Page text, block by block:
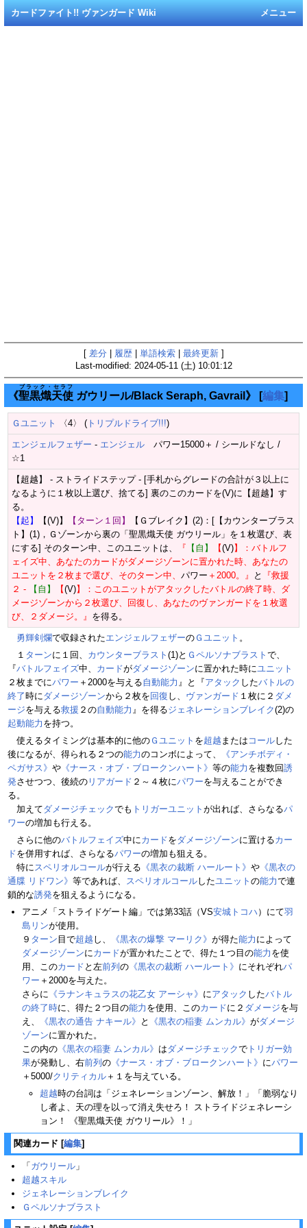
メニュー
カードファイト!! ヴァンガード Wiki
[ 差分 履歴| 単語検索| 最終更新]
Last-modified: 2024-05-11 (土) 10:01:12
《聖黒熾天使
ブラック・セラフ
ガウリール/Black Seraph, Gavrail》 [編集]
Ｇユニット 〈4〉 ( トリプルドライブ!!!)
エンジェルフェザー - エンジェル パワー15000＋ / シールドなし /
☆1
【超越】 - ストライドステップ - [手札からグレードの合計が３以上に
なるように１枚以上選び、捨てる] 裏のこのカードを(V)に【超越】す
る。
【起】
【(V)】 【ターン１回】
【Ｇブレイク】(2)：[【カウンターブラス
ト】(1)，Ｇゾーンから裏の「聖黒熾天使 ガウリール」を１枚選び、表
にする] そのターン中、このユニットは、
『 【自】 【(V)】：バトルフ
ェイズ中、あなたのカードがダメージゾーンに置かれた時、あなたの
ユニットを２枚まで選び、そのターン中、 パワー ＋2000。』 と
『救援
２ -
【自】 【(V)】：このユニットがアタックしたバトルの終了時、ダ
メージゾーンから２枚選び、回復し、あなたのヴァンガードを１枚選
び、２ダメージ。』 を得る。
勇輝剣爛で収録されたエンジェルフェザーの Ｇユニット 。
１ ターンに１回、 カウンターブラスト (1)と Ｇペルソナブラスト で、
『バトルフェイズ中、 カードがダメージゾーンに置かれた時にユニット
２枚までにパワー ＋2000を与える自動能力 』と『アタック したバトルの
終了時にダメージゾーンから２枚を 回復 し、 ヴァンガード １枚に２ ダメ
ージを与える救援 ２の自動能力 』を得るジェネレーションブレイク(2)の
起動能力 を持つ。
使えるタイミングは基本的に他の Ｇユニット を超越 または コールした
後になるが、得られる２つの能力のコンボによって、
《アンチボディ・
ペガサス》 や 《ナース・オブ・ブロークンハート》 等の能力 を複数回誘
発させつつ、後続の リアガード ２～４枚にパワーを与えることができ
る。
加えてダメージチェックでも トリガーユニット が出れば、さらなるパ
ワーの増加も行える。
さらに他のバトルフェイズ中にカードをダメージゾーンに置けるカー
ドを併用すれば、さらなるパワーの増加も狙える。
特にスペリオルコールが行える 《黒衣の裁断 ハールート》 や 《黒衣の
通牒 リドワン》 等であれば、 スペリオルコールしたユニット の能力で連
鎖的な誘発を狙えるようになる。
アニメ「ストライドゲート編」では第33話（VS安城トコハ ）にて羽
島リンが使用。
９ ターン 目で超越 し、 《黒衣の爆撃 マーリク》 が得た能力 によって
ダメージゾーンにカードが置かれたことで、得た１つ目の能力 を使
用、このカード と左前列 の 《黒衣の裁断 ハールート》 にそれぞれパ
ワー ＋2000を与えた。
さらに 《ラナンキュラスの花乙女 アーシャ》 にアタック したバトル
の終了時に、得た２つ目の能力 を使用、このカードに２ ダメージを与
え、
《黒衣の通告 ナキール》 と 《黒衣の稲妻 ムンカル》 がダメージ
ゾーンに置かれた。
この内の 《黒衣の稲妻 ムンカル》 はダメージチェックで トリガー効
果が発動し、右前列 の 《ナース・オブ・ブロークンハート》 にパワー
＋5000/クリティカル ＋１を与えている。
超越時の台詞は「ジェネレーションゾーン、解放！」「脆弱なり
し者よ、天の理を以って消え失せろ！ ストライドジェネレーシ
ョン！ 《聖黒熾天使 ガウリール》！」
関連カード [編集]
「 ガウリール 」
超越スキル
ジェネレーションブレイク
Ｇペルソナブラスト